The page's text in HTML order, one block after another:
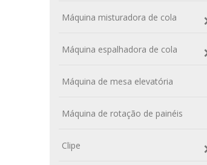
Máquina misturadora de cola
Máquina espalhadora de cola
Máquina de mesa elevatória
Máquina de rotação de painéis
Clipe